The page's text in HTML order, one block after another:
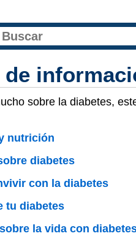
de
sobre la diabetes,
nutrición
diabetes
con la diabetes
tu diabetes
la vida con